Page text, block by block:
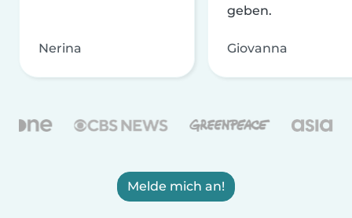
Nerina
geben.
Giovanna
Melde mich an!